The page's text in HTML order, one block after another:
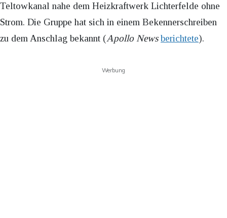
Teltowkanal nahe dem Heizkraftwerk Lichterfelde ohne
Strom. Die Gruppe hat sich in einem Bekennerschreiben
zu dem Anschlag bekannt (Apollo News berichtete).
Werbung